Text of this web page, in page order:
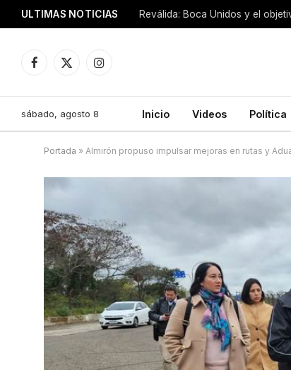
ULTIMAS NOTICIAS Reválida: Boca Unidos y el
Facebook
X
Instagram
sábado, agosto 8 Inicio Videos Política
Portada » Almirón propuso impulsar mejoras en rutas y